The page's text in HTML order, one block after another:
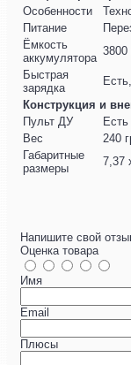
Особенности
Питание
Ёмкость
аккумулятора
Быстрая
зарядка
Конструкция и
Пульт ДУ
Есть
Вес
240
Габаритные
размеры
7,37
Напишите свой
Оценка товара
Имя
Email
Плюсы